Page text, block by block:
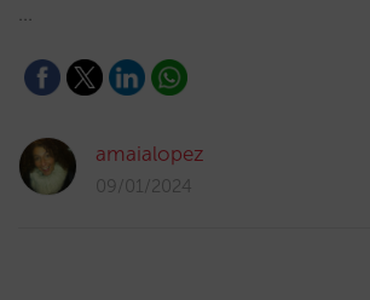
…
amaialopez
09/01/2024